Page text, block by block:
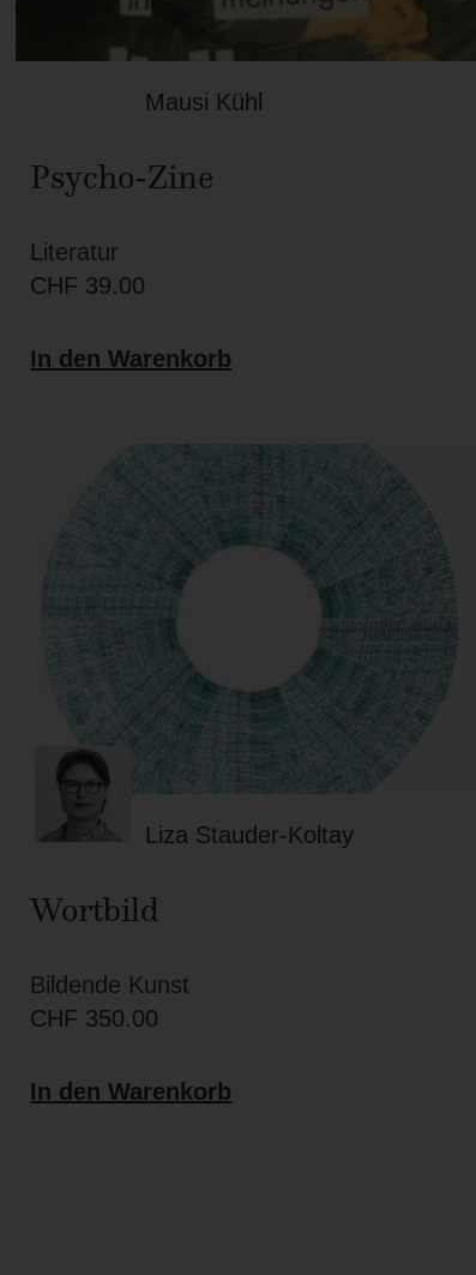
Mausi Kühl
Psycho-Zine
Literatur
CHF 39.00
In den Warenkorb
Liza Stauder-Koltay
Wortbild
Bildende Kunst
CHF 350.00
In den Warenkorb